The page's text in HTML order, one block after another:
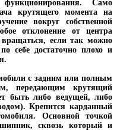
функционирования. Само
крутящего момента на
вокруг собственной
отклонение от центра
если так можно
себе достаточно плохо и
с задним или полным
передающим крутящий
быть либо ведущей, либо
Крепится карданный
Основной точкой
сквозь который и